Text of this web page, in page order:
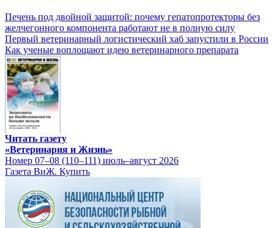
Печень под двойной защитой: почему гепатопротекторы без
желчегонного компонента работают не в полную силу
Первый ветеринарный логистический хаб запустили в России
Как ученые воплощают идею ветеринарного препарата
Читать газету
«Ветеринария и Жизнь»
Номер 07–08 (110–111) июль–август 2026
Газета ВиЖ. Купить